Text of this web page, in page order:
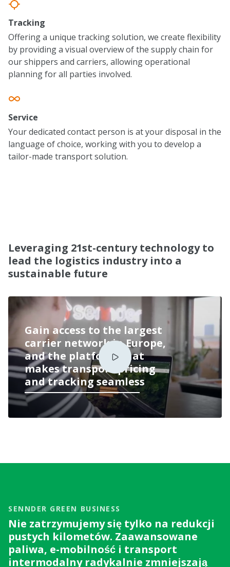
Tracking
Offering a unique tracking solution, we create flexibility
by providing a visual overview of the supply chain for
our shippers and carriers, allowing operational
planning for all parties involved.
Service
Your dedicated contact person is at your disposal in the
language of choice, working with you to develop a
tailor-made transport solution.
Leveraging 21st-century technology to
lead the logistics industry into a
sustainable future
Gain access to the largest
carrier network in Europe,
and the platform that
makes transport pricing
and tracking seamless
SENNDER GREEN BUSINESS
Nie zatrzymujemy się tylko na redukcji
pustych kilometów. Zaawansowane
paliwa, e-mobilność i transport
intermodalny radykalnie zmniejszają